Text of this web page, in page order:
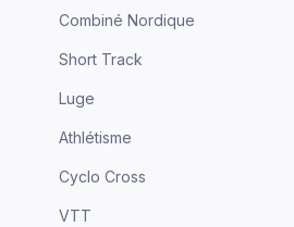
Combiné Nordique
Short Track
Luge
Athlétisme
Cyclo Cross
VTT